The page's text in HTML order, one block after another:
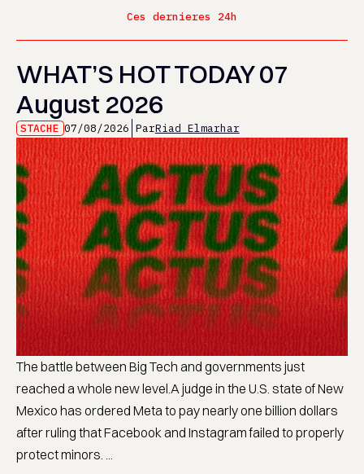
Ces dernieres 24h
WHAT’S HOT TODAY 07
August 2026
STACHE 07/08/2026 ParRiad Elmarhar
The battle between Big Tech and governments just
reached a whole new level.A judge in the U.S. state of New
Mexico has ordered Meta to pay nearly one billion dollars
after ruling that Facebook and Instagram failed to properly
protect minors. ...